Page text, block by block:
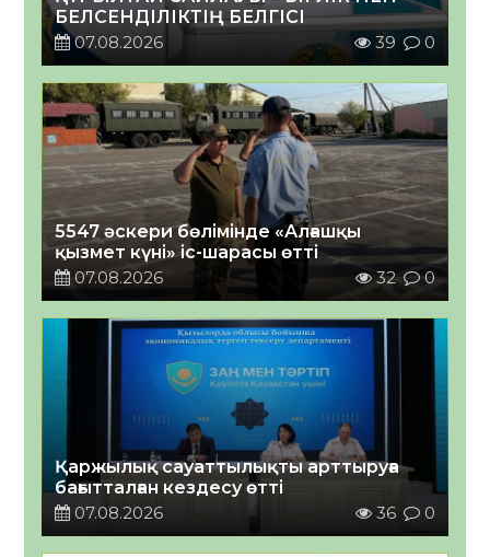
БЕЛСЕНДІЛІКТІҢ БЕЛГІСІ
07.08.2026
39 0
5547 әскери бөлімінде «Алғашқы
қызмет күні» іс-шарасы өтті
07.08.2026
32 0
Қаржылық сауаттылықты арттыруға
бағытталған кездесу өтті
07.08.2026
36 0